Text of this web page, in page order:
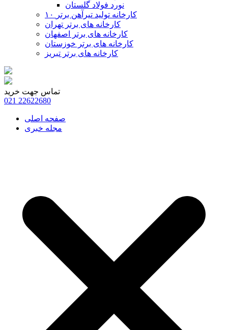
نورد فولاد گلستان
۱۰ کارخانه تولید تیرآهن برتر
کارخانه های برتر تهران
کارخانه های برتر اصفهان
کارخانه های برتر خوزستان
کارخانه های برتر تبریز
تماس جهت خرید
021 22622680
صفحه اصلی
مجله خبری